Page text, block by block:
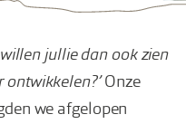
willen jullie dan ook zien
Onze
we afgelopen